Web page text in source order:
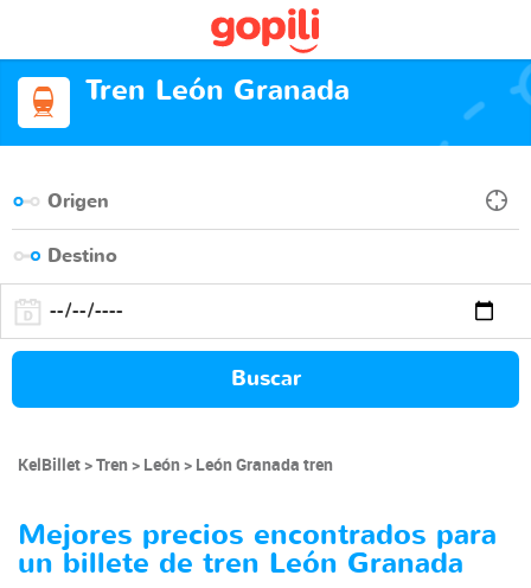
Tren León Granada
Buscar
KelBillet Tren León León Granada tren
Mejores precios encontrados para
un billete de tren León Granada